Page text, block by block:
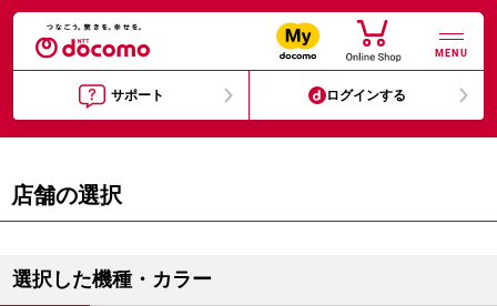
MENU
サポート ログインする
店舗の選択
選択した機種・カラー